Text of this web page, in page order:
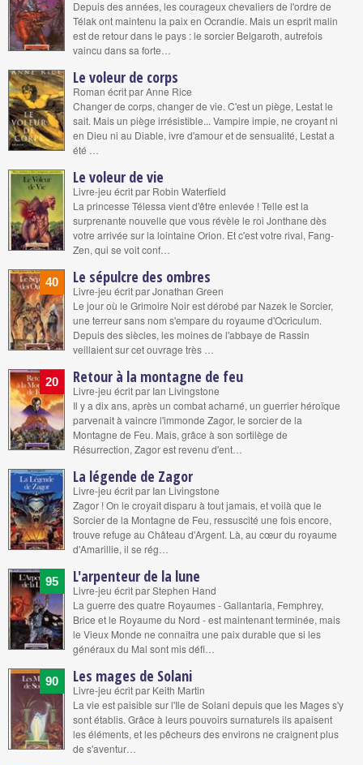
Depuis des années, les courageux chevaliers de l'ordre de
Télak ont maintenu la paix en Ocrandie. Mais un esprit malin
est de retour dans le pays : le sorcier Belgaroth, autrefois
vaincu dans sa forte…
Le voleur de corps
Roman écrit par Anne Rice
Changer de corps, changer de vie. C'est un piège, Lestat le
sait. Mais un piège irrésistible... Vampire impie, ne croyant ni
en Dieu ni au Diable, ivre d'amour et de sensualité, Lestat a
été …
Le voleur de vie
Livre-jeu écrit par Robin Waterfield
La princesse Télessa vient d'être enlevée ! Telle est la
surprenante nouvelle que vous révèle le roi Jonthane dès
votre arrivée sur la lointaine Orion. Et c'est votre rival, Fang-
Zen, qui se voit conf…
40 Le sépulcre des ombres
Livre-jeu écrit par Jonathan Green
Le jour où le Grimoire Noir est dérobé par Nazek le Sorcier,
une terreur sans nom s'empare du royaume d'Ocriculum.
Depuis des siècles, les moines de l'abbaye de Rassin
veillaient sur cet ouvrage très …
20 Retour à la montagne de feu
Livre-jeu écrit par Ian Livingstone
Il y a dix ans, après un combat acharné, un guerrier héroïque
parvenait à vaincre l'immonde Zagor, le sorcier de la
Montagne de Feu. Mais, grâce à son sortilège de
Résurrection, Zagor est revenu d'ent…
La légende de Zagor
Livre-jeu écrit par Ian Livingstone
Zagor ! On le croyait disparu à tout jamais, et voilà que le
Sorcier de la Montagne de Feu, ressuscité une fois encore,
trouve refuge au Château d'Argent. Là, au cœur du royaume
d'Amarillie, il se rég…
95 L'arpenteur de la lune
Livre-jeu écrit par Stephen Hand
La guerre des quatre Royaumes - Gallantaria, Femphrey,
Brice et le Royaume du Nord - est maintenant terminée, mais
le Vieux Monde ne connaîtra une paix durable que si les
généraux du Mal sont mis défi…
90 Les mages de Solani
Livre-jeu écrit par Keith Martin
La vie est paisible sur l'Ile de Solani depuis que les Mages s'y
sont établis. Grâce à leurs pouvoirs surnaturels ils apaisent
les éléments, et les pêcheurs des environs ne craignent plus
de s'aventur…